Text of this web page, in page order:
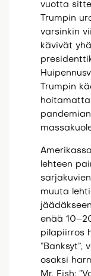
vuotta
Trumpin
varsinkin
kävivät
Trumpin
lehteen
muuta
enää
pilapiirros
”Banksyt”,
osaksi
Mr. Fish: